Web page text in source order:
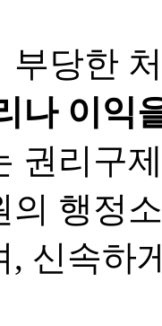
부당한
나 이익
권리구
의 행정
, 신속하